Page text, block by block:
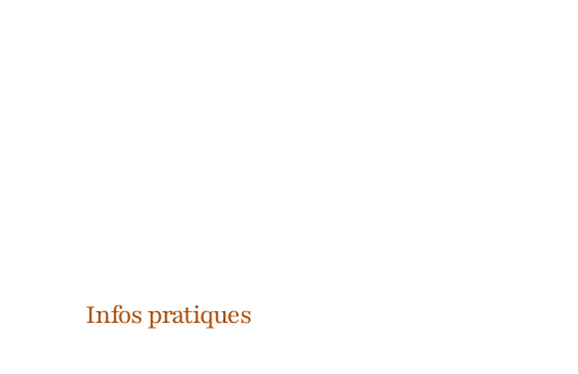
Infos pratiques